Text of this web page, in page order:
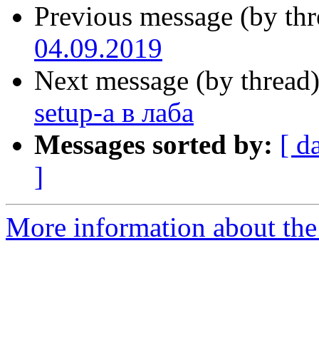
Previous message (by
04.09.2019
Next message (by
setup-а в лаба
Messages sorted by: [
]
More information about